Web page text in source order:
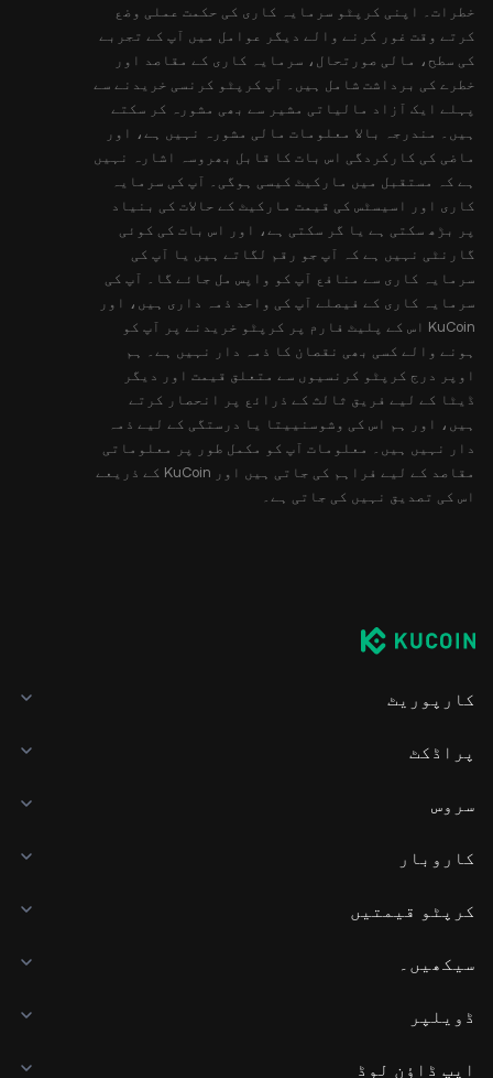
خطرات۔ اپنی کرپٹو سرمایہ کاری کی حکمت عملی وضع
کرتے وقت غور کرنے والے دیگر عوامل میں آپ کے تجربے
کی سطح، مالی صورتحال، سرمایہ کاری کے مقاصد اور
خطرے کی برداشت شامل ہیں۔ آپ کرپٹو کرنسی خریدنے سے
پہلے ایک آزاد مالیاتی مشیر سے بھی مشورہ کر سکتے
ہیں۔ مندرجہ بالا معلومات مالی مشورہ نہیں ہے، اور
ماضی کی کارکردگی اس بات کا قابل بھروسہ اشارہ نہیں
ہے کہ مستقبل میں مارکیٹ کیسی ہوگی۔ آپ کی سرمایہ
کاری اور اسیسٹس کی قیمت مارکیٹ کے حالات کی بنیاد
پر بڑھ سکتی ہے یا گر سکتی ہے، اور اس بات کی کوئی
گارنٹی نہیں ہے کہ آپ جو رقم لگاتے ہیں یا آپ کی
سرمایہ کاری سے منافع آپ کو واپس مل جائے گا۔ آپ کی
سرمایہ کاری کے فیصلے آپ کی واحد ذمہ داری ہیں، اور
KuCoin اس کے پلیٹ فارم پر کرپٹو خریدنے پر آپ کو
ہونے والے کسی بھی نقصان کا ذمہ دار نہیں ہے۔ ہم
اوپر درج کرپٹو کرنسیوں سے متعلق قیمت اور دیگر
ڈیٹا کے لیے فریق ثالث کے ذرائع پر انحصار کرتے
ہیں، اور ہم اس کی وشوسنییتا یا درستگی کے لیے ذمہ
دار نہیں ہیں۔ معلومات آپ کو مکمل طور پر معلوماتی
مقاصد کے لیے فراہم کی جاتی ہیں اور KuCoin کے ذریعے
اس کی تصدیق نہیں کی جاتی ہے۔
کارپوریٹ
پراڈکٹ
سروس
کاروبار
کرپٹو قیمتیں
سیکھیں۔
ڈویلپر
ایپ ڈاؤن لوڈ